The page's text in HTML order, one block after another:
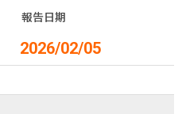
報告日期
2026/02/05